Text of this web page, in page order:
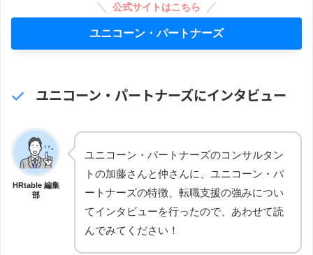
公式サイトはこちら
ユニコーン・パートナーズ
ユニコーン・パートナーズにインタビュー
HRtable 編集
部
ユニコーン・パートナーズのコンサルタン
トの加藤さんと仲さんに、ユニコーン・パ
ートナーズの特徴、転職支援の強みについ
てインタビューを行ったので、あわせて読
んでみてください！